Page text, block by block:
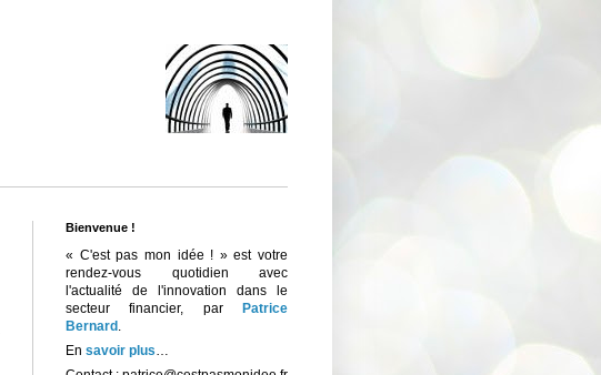
Bienvenue !
« C'est pas mon idée ! » est votre
rendez-vous quotidien avec
l'actualité de l'innovation dans le
secteur financier, par
Patrice
Bernard .
En savoir plus…